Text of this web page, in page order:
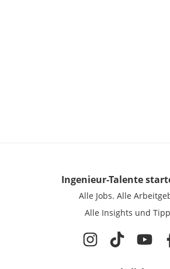
Ingenieur-Talente
Alle Jobs. Alle
Alle Insights und